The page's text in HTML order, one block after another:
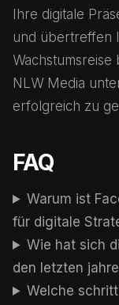
Ihre digitale
und übertreffen
NLW Media
erfolgreich zu
FAQ
Warum ist
für digitale
Wie hat sich
den letzten
Welche